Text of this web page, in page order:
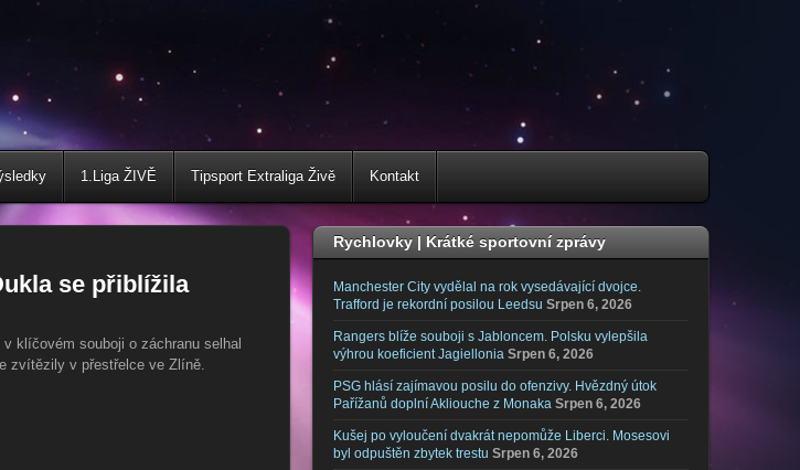
1.Liga ŽIVĚ Tipsport Extraliga Živě Kontakt
se přiblížila
klíčovém souboji o záchranu selhal
zvítězily v přestřelce ve Zlíně.
Rychlovky | Krátké sportovní zprávy
Manchester City vydělal na rok vysedávající dvojce.
Trafford je rekordní posilou Leedsu Srpen 6, 2026
Rangers blíže souboji s Jabloncem. Polsku vylepšila
výhrou koeficient Jagiellonia Srpen 6, 2026
PSG hlásí zajímavou posilu do ofenzivy. Hvězdný útok
Pařížanů doplní Akliouche z Monaka Srpen 6, 2026
Kušej po vyloučení dvakrát nepomůže Liberci. Mosesovi
byl odpuštěn zbytek trestu Srpen 6, 2026